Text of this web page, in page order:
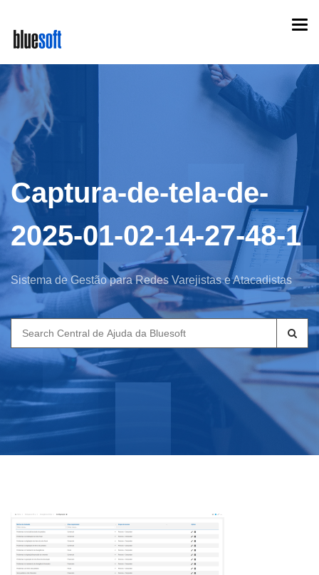
main
content
Captura-de-tela-de-
2025-01-02-14-27-48-1
Sistema de Gestão para Redes Varejistas e Atacadistas
Search
for: